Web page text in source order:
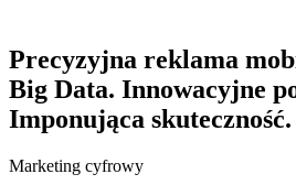
Precyzyjna reklama
Big Data. Innowacyjne
Imponująca skuteczność.
Marketing cyfrowy